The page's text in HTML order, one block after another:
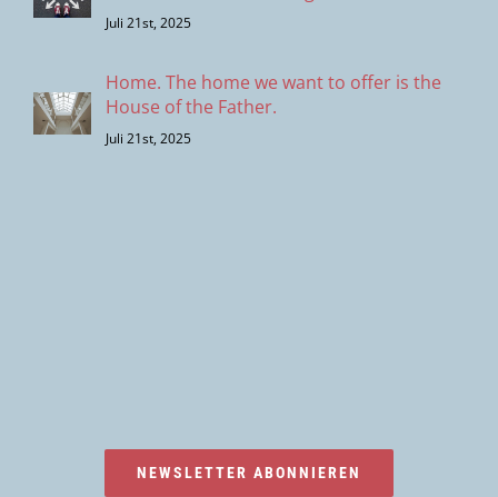
Juli 21st, 2025
Home. The home we want to offer is the
House of the Father.
Juli 21st, 2025
NEWSLETTER ABONNIEREN